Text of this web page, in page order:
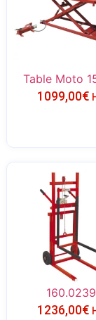
Table Moto
1099,00€
160.0239
1236,00€